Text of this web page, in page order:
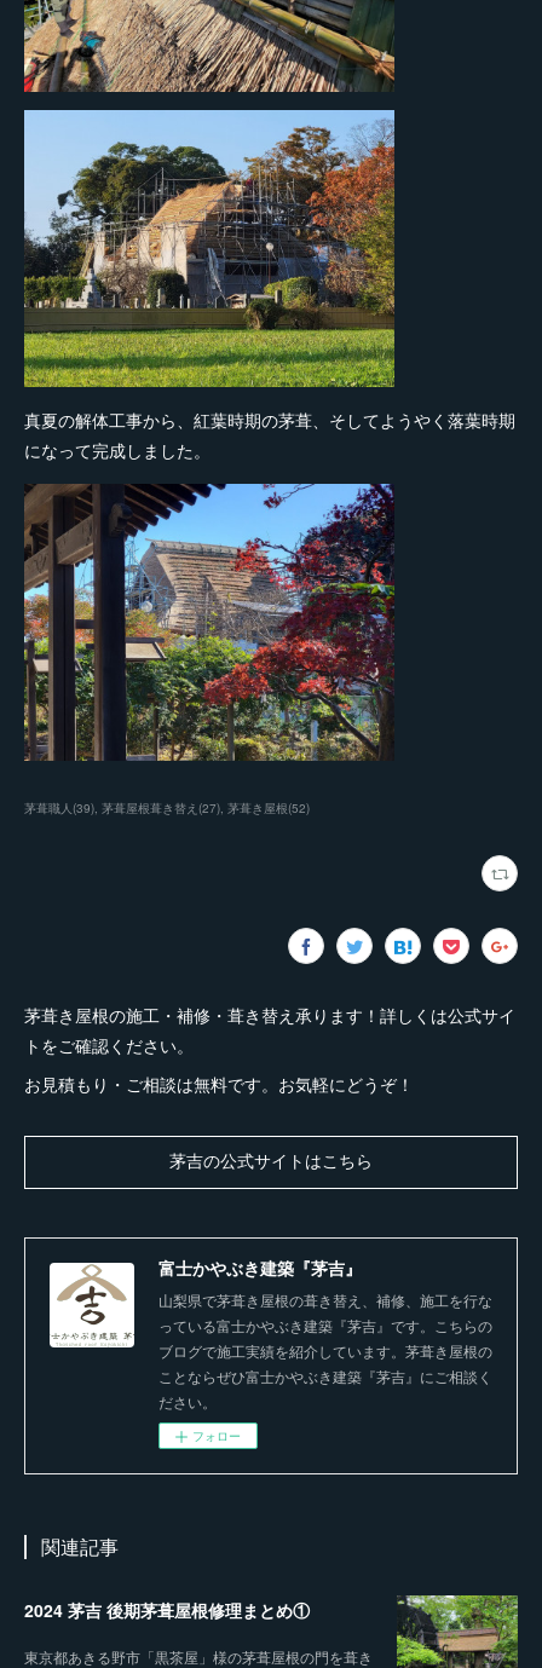
真夏の解体工事から、紅葉時期の茅葺、そしてようやく落葉時期
になって完成しました。
茅葺職人(39) 茅葺屋根葺き替え (27) 茅葺き屋根(52)
茅葺き屋根の施工・補修・葺き替え承ります！詳しくは公式サイ
トをご確認ください。
お見積もり・ご相談は無料です。お気軽にどうぞ！
茅吉の公式サイトはこちら
富士かやぶき建築『茅吉』
山梨県で茅葺き屋根の葺き替え、補修、施工を行な
っている富士かやぶき建築『茅吉』です。こちらの
ブログで施工実績を紹介しています。茅葺き屋根の
ことならぜひ富士かやぶき建築『茅吉』にご相談く
ださい。
フォロー
関連記事
2024 茅吉 後期茅葺屋根修理まとめ①
東京都あきる野市「黒茶屋」様の茅葺屋根の門を葺き